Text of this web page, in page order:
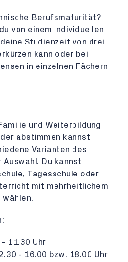
Berufsmaturität?
von einem individuellen
Studienzeit von drei
kann oder bei
in einzelnen Fächern
und Weiterbildung
abstimmen kannst,
Varianten des
Auswahl. Du kannst
Tagesschule oder
mit mehrheitlichem
11.30 Uhr
- 16.00 bzw. 18.00 Uhr